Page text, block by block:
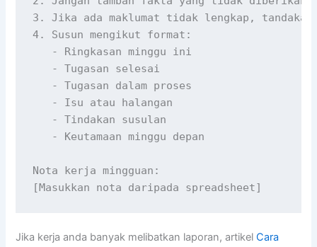
3. Jika ada maklumat tidak lengkap,
4. Susun mengikut format:
   - Ringkasan minggu ini
   - Tugasan selesai
   - Tugasan dalam proses
   - Isu atau halangan
   - Tindakan susulan
   - Keutamaan minggu depan
Nota kerja mingguan:
[Masukkan nota daripada spreadsheet]
Jika kerja anda banyak melibatkan laporan, artikelCara